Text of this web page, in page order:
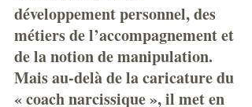
développement personnel, des
métiers de l’accompagnement et
de la notion de manipulation.
Mais au-delà de la caricature du
« coach narcissique », il met en